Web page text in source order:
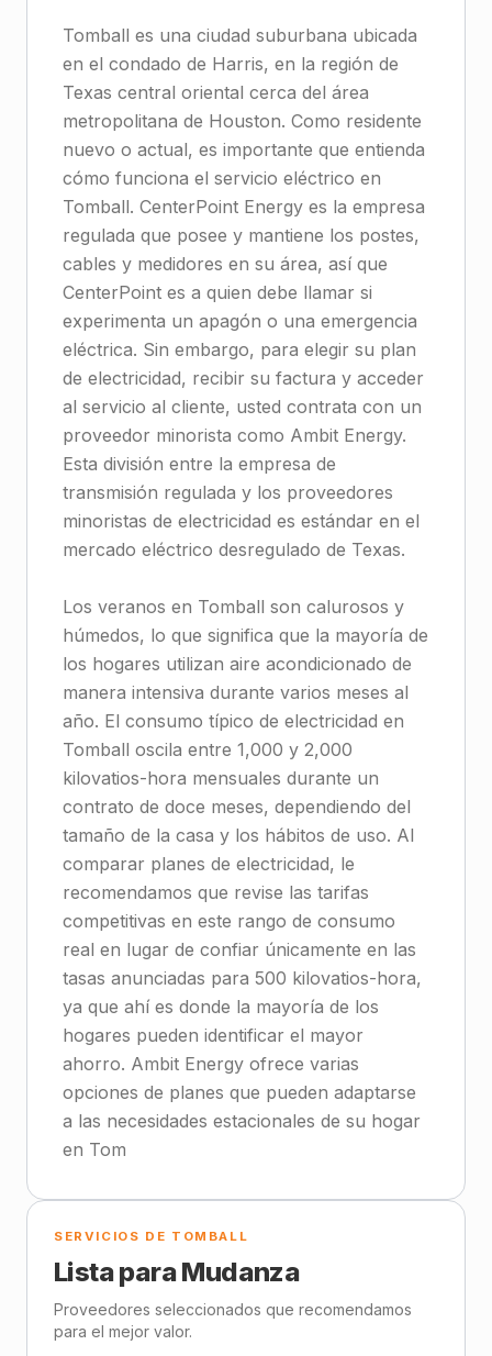
Tomball es una ciudad suburbana ubicada
en el condado de Harris, en la región de
Texas central oriental cerca del área
metropolitana de Houston. Como residente
nuevo o actual, es importante que entienda
cómo funciona el servicio eléctrico en
Tomball. CenterPoint Energy es la empresa
regulada que posee y mantiene los postes,
cables y medidores en su área, así que
CenterPoint es a quien debe llamar si
experimenta un apagón o una emergencia
eléctrica. Sin embargo, para elegir su plan
de electricidad, recibir su factura y acceder
al servicio al cliente, usted contrata con un
proveedor minorista como Ambit Energy.
Esta división entre la empresa de
transmisión regulada y los proveedores
minoristas de electricidad es estándar en el
mercado eléctrico desregulado de Texas.
Los veranos en Tomball son calurosos y
húmedos, lo que significa que la mayoría de
los hogares utilizan aire acondicionado de
manera intensiva durante varios meses al
año. El consumo típico de electricidad en
Tomball oscila entre 1,000 y 2,000
kilovatios-hora mensuales durante un
contrato de doce meses, dependiendo del
tamaño de la casa y los hábitos de uso. Al
comparar planes de electricidad, le
recomendamos que revise las tarifas
competitivas en este rango de consumo
real en lugar de confiar únicamente en las
tasas anunciadas para 500 kilovatios-hora,
ya que ahí es donde la mayoría de los
hogares pueden identificar el mayor
ahorro. Ambit Energy ofrece varias
opciones de planes que pueden adaptarse
a las necesidades estacionales de su hogar
en Tom
SERVICIOS DE TOMBALL
Lista para Mudanza
Proveedores seleccionados que recomendamos
para el mejor valor.